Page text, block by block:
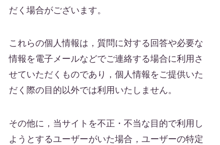
だく場合がございます。
これらの個人情報は，質問に対する回答や必要な
情報を電子メールなどでご連絡する場合に利用さ
せていただくものであり，個人情報をご提供いた
だく際の目的以外では利用いたしません。
その他に，当サイトを不正・不当な目的で利用し
ようとするユーザーがいた場合，ユーザーの特定